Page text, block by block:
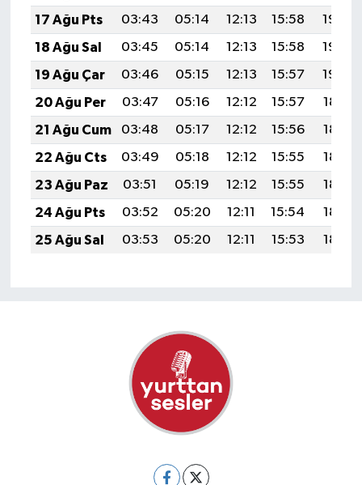
17 Ağu Pts
03:43 05:14 12:13 15:58
19:03
18 Ağu Sal
03:45 05:14 12:13 15:58
19:02
19 Ağu Çar
03:46 05:15 12:13 15:57
19:00
20 Ağu Per
03:47 05:16 12:12 15:57
18:59
21 Ağu Cum
03:48 05:17 12:12 15:56
18:58
22 Ağu Cts
03:49 05:18 12:12 15:55
18:56
23 Ağu Paz
03:51 05:19 12:12 15:55
18:55
24 Ağu Pts
03:52 05:20 12:11 15:54
18:53
25 Ağu Sal
03:53 05:20 12:11 15:53 18:52